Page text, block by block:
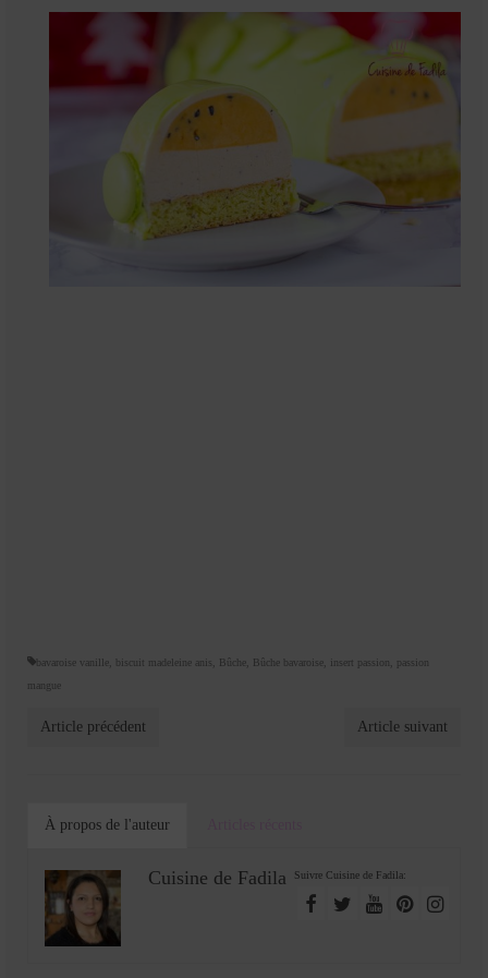
bavaroise vanille biscuit madeleine anis Bûche Bûche bavaroise insert passion
passion
mangue
Article précédent Article suivant
À propos de l'auteur
Suivre Cuisine de Fadila:
Cuisine de Fadila